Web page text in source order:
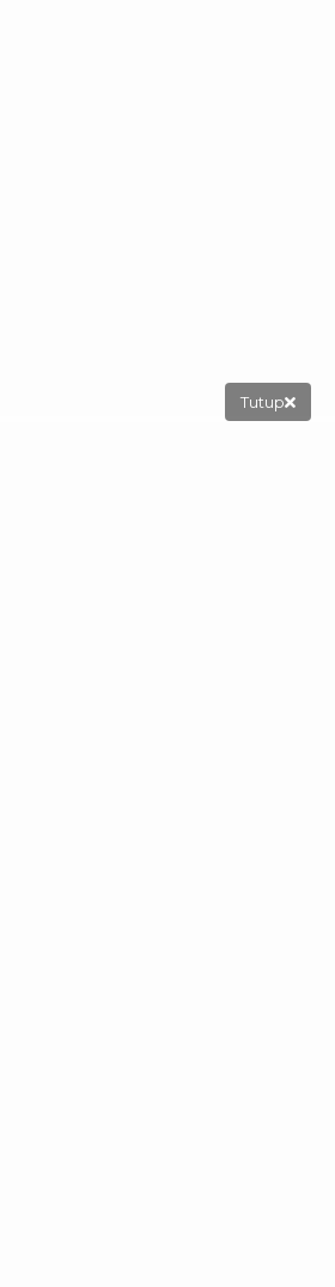
Tutup